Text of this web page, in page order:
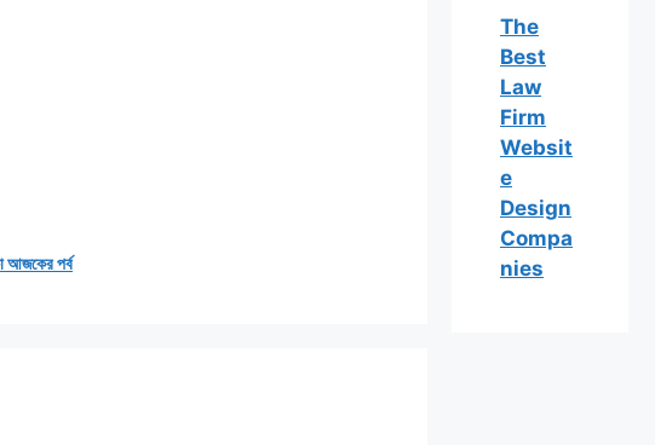
আজকের পর্ব
The
Best
Law
Firm
Websit
e
Design
Compa
nies